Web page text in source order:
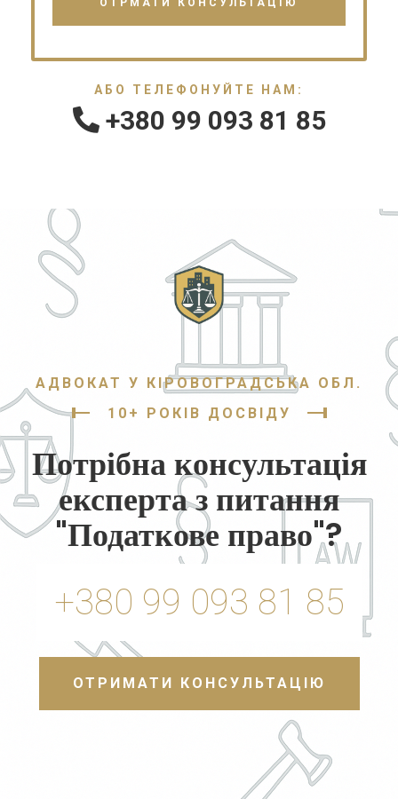
АБО ТЕЛЕФОНУЙТЕ НАМ:
+380 99 093 81 85
АДВОКАТ У КІРОВОГРАДСЬКА ОБЛ.
10+ РОКІВ ДОСВІДУ
Потрібна консультація
експерта з питання
"Податкове право"?
+380 99 093 81 85
ОТРИМАТИ КОНСУЛЬТАЦІЮ